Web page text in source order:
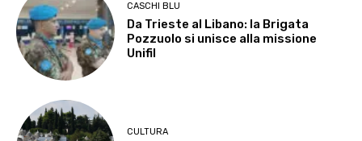
CASCHI BLU
Da Trieste al Libano: la Brigata
Pozzuolo si unisce alla missione
Unifil
CULTURA